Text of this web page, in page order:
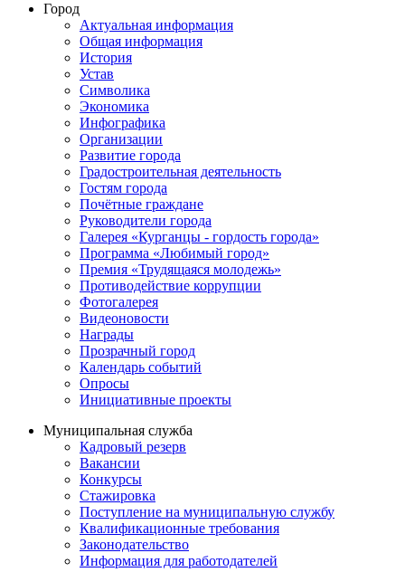
Город
Актуальная информация
Общая информация
История
Устав
Символика
Экономика
Инфографика
Организации
Развитие города
Градостроительная деятельность
Гостям города
Почётные граждане
Руководители города
Галерея «Курганцы - гордость города»
Программа «Любимый город»
Премия «Трудящаяся молодежь»
Противодействие коррупции
Фотогалерея
Видеоновости
Награды
Прозрачный город
Календарь событий
Опросы
Инициативные проекты
Муниципальная служба
Кадровый резерв
Вакансии
Конкурсы
Стажировка
Поступление на муниципальную службу
Квалификационные требования
Законодательство
Информация для работодателей